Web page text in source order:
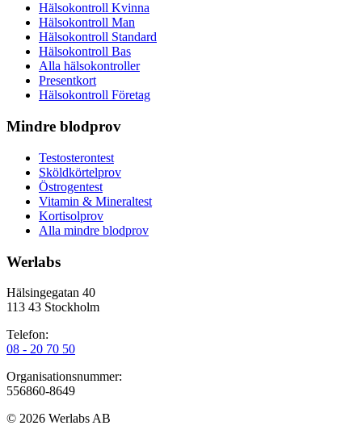
Hälsokontroll Kvinna
Hälsokontroll Man
Hälsokontroll Standard
Hälsokontroll Bas
Alla hälsokontroller
Presentkort
Hälsokontroll Företag
Mindre blodprov
Testosterontest
Sköldkörtelprov
Östrogentest
Vitamin & Mineraltest
Kortisolprov
Alla mindre blodprov
Werlabs
Hälsingegatan 40
113 43 Stockholm
Telefon:
08 - 20 70 50
Organisationsnummer:
556860-8649
© 2026 Werlabs AB